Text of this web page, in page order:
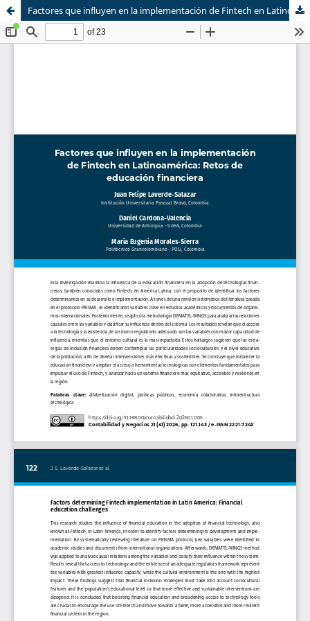
Factores que influyen en la implementación de Fintech en Latinoamérica: Retos de educación financiera